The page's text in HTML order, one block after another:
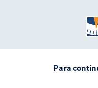
Para